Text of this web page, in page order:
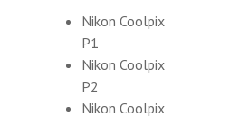
Nikon Coolpix
P1
Nikon Coolpix
P2
Nikon Coolpix